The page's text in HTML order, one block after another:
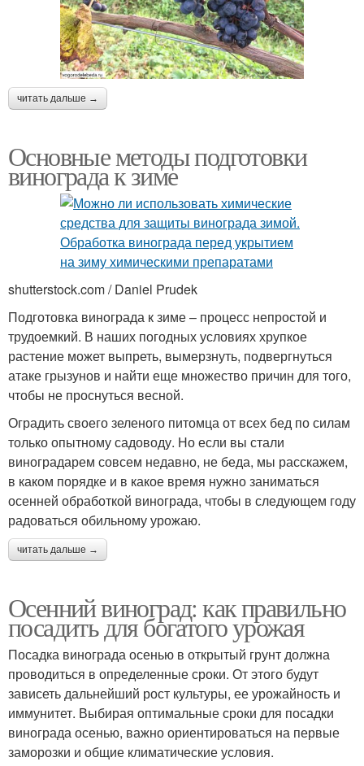
читать дальше →
Основные методы подготовки
винограда к зиме
shutterstock.com / Daniel Prudek
Подготовка винограда к зиме – процесс непростой и
трудоемкий. В наших погодных условиях хрупкое
растение может выпреть, вымерзнуть, подвергнуться
атаке грызунов и найти еще множество причин для того,
чтобы не проснуться весной.
Оградить своего зеленого питомца от всех бед по силам
только опытному садоводу. Но если вы стали
виноградарем совсем недавно, не беда, мы расскажем,
в каком порядке и в какое время нужно заниматься
осенней обработкой винограда, чтобы в следующем году
радоваться обильному урожаю.
читать дальше →
Осенний виноград: как правильно
посадить для богатого урожая
Посадка винограда осенью в открытый грунт должна
проводиться в определенные сроки. От этого будут
зависеть дальнейший рост культуры, ее урожайность и
иммунитет. Выбирая оптимальные сроки для посадки
винограда осенью, важно ориентироваться на первые
заморозки и общие климатические условия.